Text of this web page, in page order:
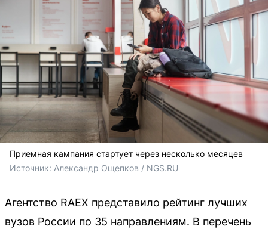
Приемная кампания стартует через несколько месяцев
Источник: Александр Ощепков / NGS.RU
Агентство RAEX представило рейтинг лучших
вузов России по 35 направлениям. В перечень